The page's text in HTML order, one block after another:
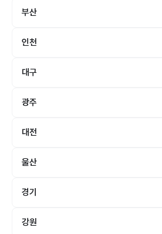
부산
인천
대구
광주
대전
울산
경기
강원